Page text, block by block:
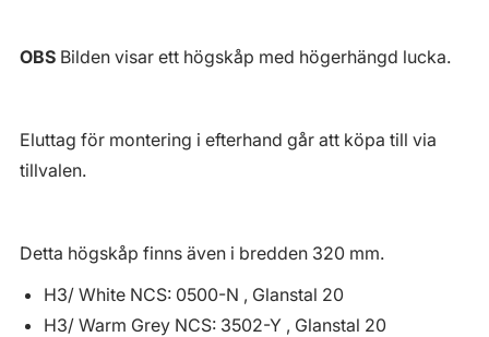
OBS Bilden visar ett högskåp med högerhängd lucka.
Eluttag för montering i efterhand går att köpa till via
tillvalen.
Detta högskåp finns även i bredden 320 mm.
H3/ White NCS: 0500-N , Glanstal 20
H3/ Warm Grey NCS: 3502-Y , Glanstal 20